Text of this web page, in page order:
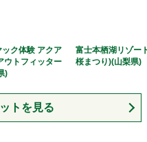
ク体験 アクア
ウトフィッター
)
富士本栖湖リゾー
桜まつり)(山梨県)
トを見る